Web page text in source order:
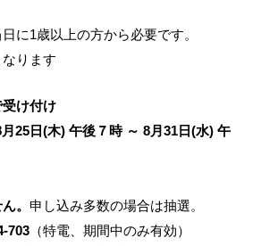
に1歳以上の方から必要です。
ります
け付け
25日(木) 午後７時 ～ 8月31日(水) 午
。 申し込み多数の場合は抽選。
703 （特電、期間中のみ有効）